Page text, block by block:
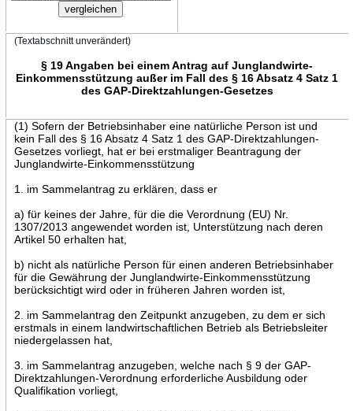
(Textabschnitt unverändert)
§ 19 Angaben bei einem Antrag auf Junglandwirte-
Einkommensstützung außer im Fall des § 16 Absatz 4 Satz 1
des GAP-Direktzahlungen-Gesetzes
(1) Sofern der Betriebsinhaber eine natürliche Person ist und
kein Fall des § 16 Absatz 4 Satz 1 des GAP-Direktzahlungen-
Gesetzes vorliegt, hat er bei erstmaliger Beantragung der
Junglandwirte-Einkommensstützung
1. im Sammelantrag zu erklären, dass er
a) für keines der Jahre, für die die Verordnung (EU) Nr.
1307/2013 angewendet worden ist, Unterstützung nach deren
Artikel 50 erhalten hat,
b) nicht als natürliche Person für einen anderen Betriebsinhaber
für die Gewährung der Junglandwirte-Einkommensstützung
berücksichtigt wird oder in früheren Jahren worden ist,
2. im Sammelantrag den Zeitpunkt anzugeben, zu dem er sich
erstmals in einem landwirtschaftlichen Betrieb als Betriebsleiter
niedergelassen hat,
3. im Sammelantrag anzugeben, welche nach § 9 der GAP-
Direktzahlungen-Verordnung erforderliche Ausbildung oder
Qualifikation vorliegt,